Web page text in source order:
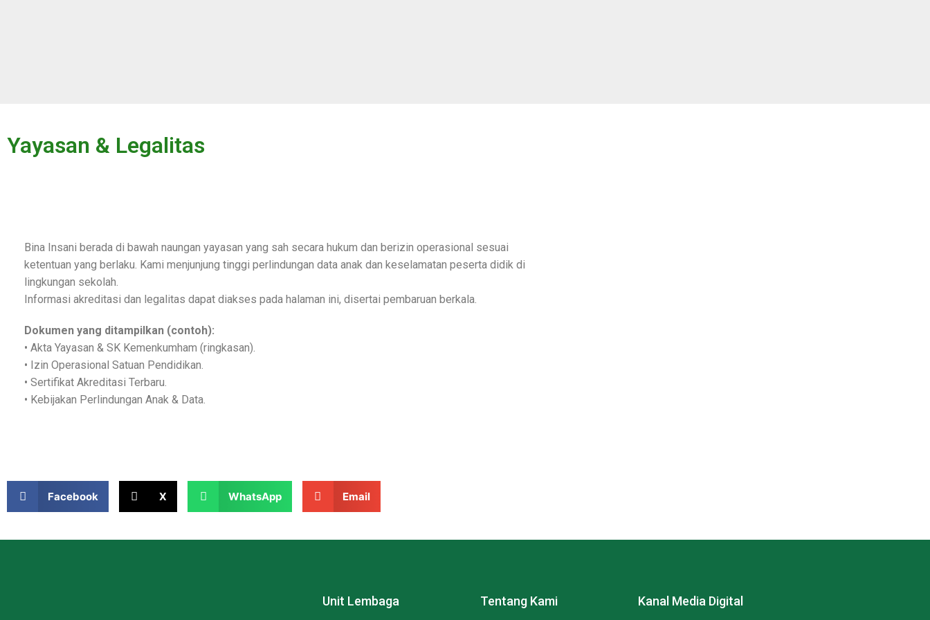
Yayasan & Legalitas
Bina Insani berada di bawah naungan yayasan yang sah secara hukum dan berizin operasional sesuai
ketentuan yang berlaku. Kami menjunjung tinggi perlindungan data anak dan keselamatan peserta didik di
lingkungan sekolah.
Informasi akreditasi dan legalitas dapat diakses pada halaman ini, disertai pembaruan berkala.
Dokumen yang ditampilkan (contoh):
• Akta Yayasan & SK Kemenkumham (ringkasan).
• Izin Operasional Satuan Pendidikan.
• Sertifikat Akreditasi Terbaru.
• Kebijakan Perlindungan Anak & Data.
Facebook X WhatsApp Email
Unit Lembaga Tentang Kami Kanal Media Digital